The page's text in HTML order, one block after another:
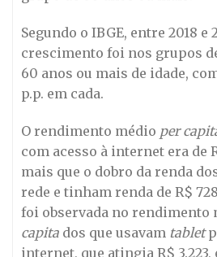
Segundo o IBGE, entre 2018 e
crescimento foi nos grupos
60 anos ou mais de idade,
p.p. em cada.
O rendimento médio per
com acesso à internet era de
mais que o dobro da renda
rede e tinham renda de R$
foi observada no rendimento
capita dos que usavam tablet
internet, que atingia R$